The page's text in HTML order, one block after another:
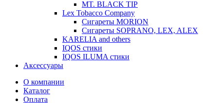
MT. BLACK TIP
Lex Tobacco Company
Сигареты MORION
Сигареты SOPRANO, LEX, ALEX
KARELIA and others
IQOS стики
IQOS ILUMA стики
Аксессуары
О компании
Каталог
Оплата